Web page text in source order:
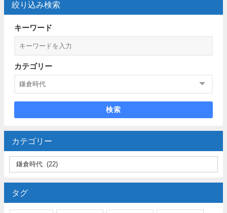
絞り込み検索
キーワード
カテゴリー
検索
カテゴリー
タグ